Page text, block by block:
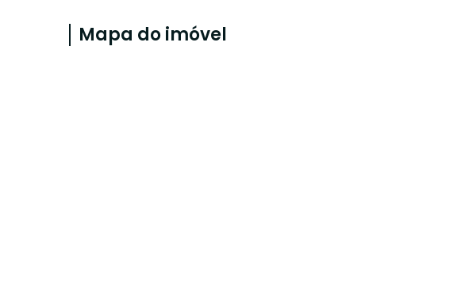
Mapa do imóvel